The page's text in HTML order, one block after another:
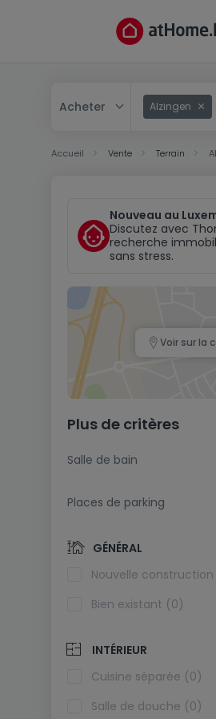
Acheter Alzingen
Accueil Vente Terrain
Nouveau au
Discutez avec
recherche
sans stress.
Voir sur la
Plus de critères
Salle de bain
Places de parking
GÉNÉRAL
Nouvelle
Bien existant (0)
INTÉRIEUR
Cuisine séparée (0)
Salle de douche (0)